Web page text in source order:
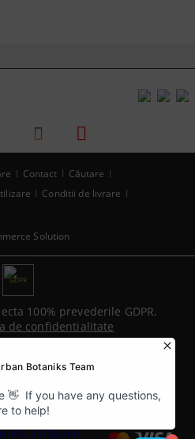
Solution
Contact
Căutare
Conditii de livrare
GDPR
100% prevederile GDPR.
de confidentialitate
mele personale